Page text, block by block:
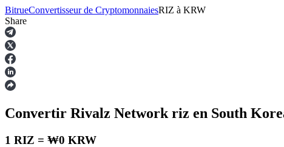
Contrats à terme
BitrueConvertisseur de CryptomonnaiesRIZ à KRW
Share
Convertir Rivalz Network riz en South
1 RIZ = ₩0 KRW